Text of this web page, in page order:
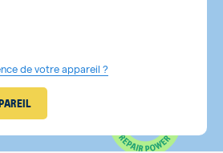
de votre appareil ?